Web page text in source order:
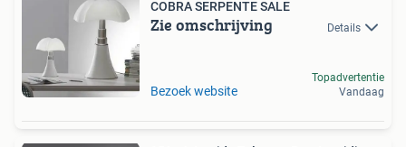
COBRA SERPENTE SALE
Zie omschrijving Details
Bezoek website
Topadvertentie
Vandaag